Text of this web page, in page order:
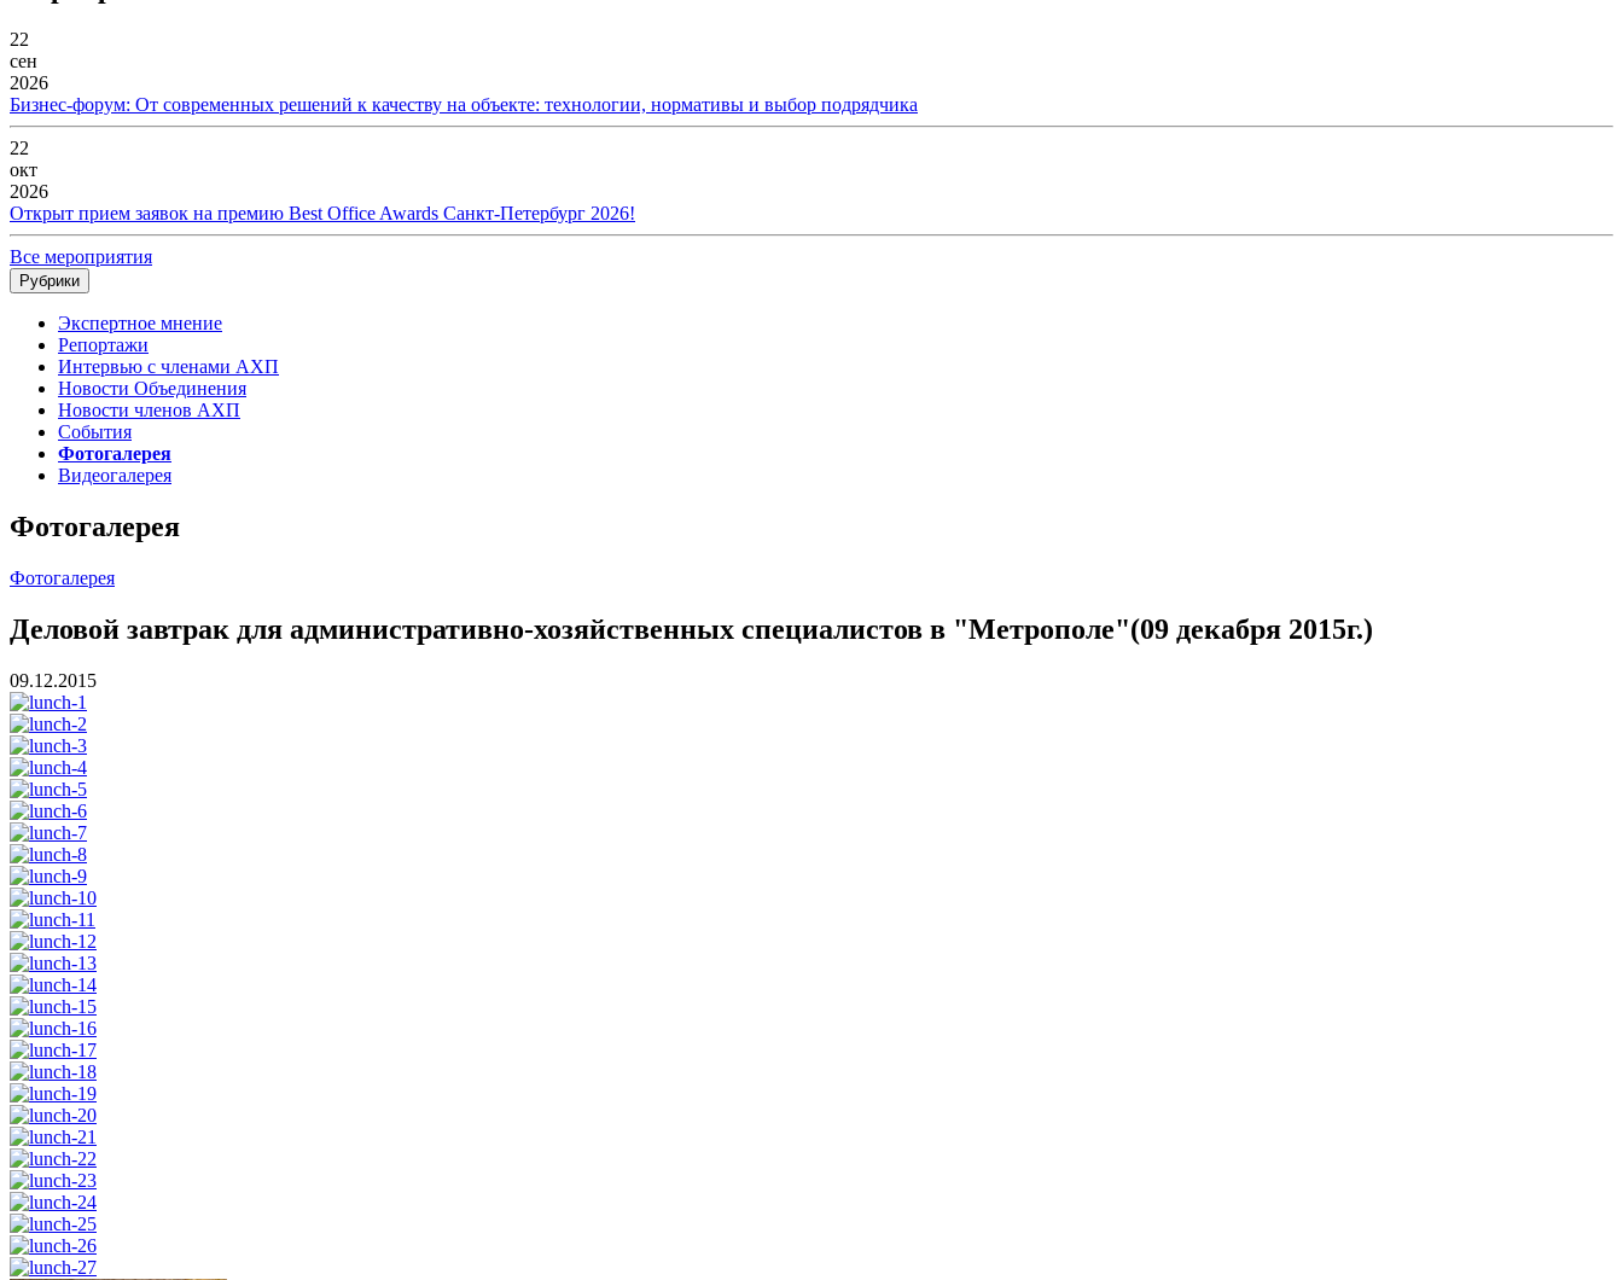
22
сен
2026
Бизнес-форум: От современных решений к качеству на объекте: технологии, нормативы и выбор подрядчика
22
окт
2026
Открыт прием заявок на премию Best Office Awards Санкт-Петербург 2026!
Все мероприятия
Рубрики
Экспертное мнение
Репортажи
Интервью с членами АХП
Новости Объединения
Новости членов АХП
События
Фотогалерея
Видеогалерея
Фотогалерея
Фотогалерея
Деловой завтрак для административно-хозяйственных специалистов в "Метрополе"(09 декабря 2015г.)
09.12.2015